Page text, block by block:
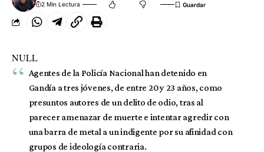
2 Min Lectura
NULL
Agentes de la Policía Nacional han detenido en
Gandía a tres jóvenes, de entre 20 y 23 años, como
presuntos autores de un delito de odio, tras al
parecer amenazar de muerte e intentar agredir con
una barra de metal a un indigente por su afinidad con
grupos de ideología contraria.